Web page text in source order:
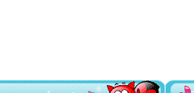
要平安！